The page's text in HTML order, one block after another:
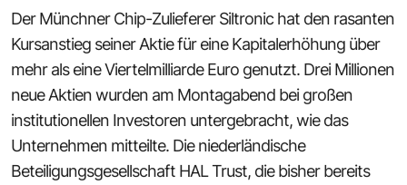
Der Münchner Chip-Zulieferer Siltronic hat den rasanten
Kursanstieg seiner Aktie für eine Kapitalerhöhung über
mehr als eine Viertelmilliarde Euro genutzt. Drei Millionen
neue Aktien wurden am Montagabend bei großen
institutionellen Investoren untergebracht, wie das
Unternehmen mitteilte. Die niederländische
Beteiligungsgesellschaft HAL Trust, die bisher bereits